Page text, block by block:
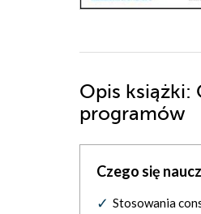
Opis książki:
programów
Czego się
Stosowania